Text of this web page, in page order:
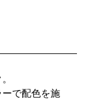
で配色を施